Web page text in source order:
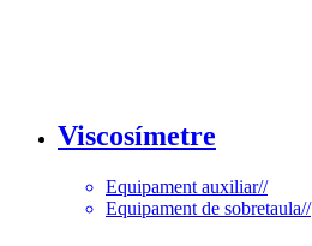
Viscosímetre
Equipament auxiliar//
Equipament de sobretaula//